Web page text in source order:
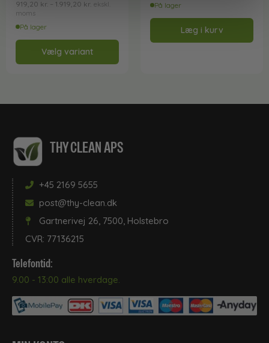
919,20 kr. – 1.919,20 kr. ekskl.
moms
På lager
Vælg variant
På lager
Læg i kurv
THY CLEAN APS
+45 2169 5655
post@thy-clean.dk
Gartnerivej 26, 7500, Holstebro
CVR: 77136215
Telefontid:
9.00 - 13:00 alle hverdage.